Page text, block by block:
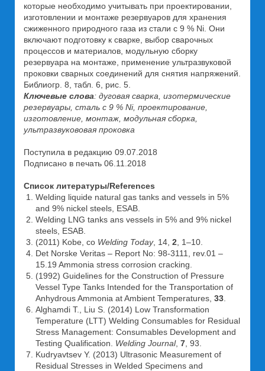
которые необходимо учитывать при проектировании,
изготовлении и монтаже резервуаров для хранения
сжиженного природного газа из стали с 9 % Ni. Они
включают подготовку к сварке, выбор сварочных
процессов и материалов, модульную сборку
резервуара на монтаже, применение ультразвуковой
проковки сварных соединений для снятия напряжений.
Библиогр. 8, табл. 6, рис. 5.
Ключевые слова: дуговая сварка, изотермические
резервуары, сталь с 9 % Ni, проектирование,
изготовление, монтаж, модульная сборка,
ультразвукововая проковка
Поступила в редакцию 09.07.2018
Подписано в печать 06.11.2018
Список литературы/References
Welding liquide natural gas tanks and vessels in 5%
and 9% nickel steels, ESAB.
Welding LNG tanks ans vessels in 5% and 9% nickel
steels, ESAB.
(2011) Kobe, co Welding Today, 14, 2 , 1–10.
Det Norske Veritas – Report No: 98-3111, rev.01 –
15.19 Ammonia stress corrosion cracking.
(1992) Guidelines for the Construction of Pressure
Vessel Type Tanks Intended for the Transportation of
Anhydrous Ammonia at Ambient Temperatures, 33
Alghamdi T., Liu S. (2014) Low Transformation
Temperature (LTT) Welding Consumables for Residual
Stress Management: Consumables Development and
Testing Qualification. Welding Journal, 7 , 93.
Kudryavtsev Y. (2013) Ultrasonic Measurement of
Residual Stresses in Welded Specimens and